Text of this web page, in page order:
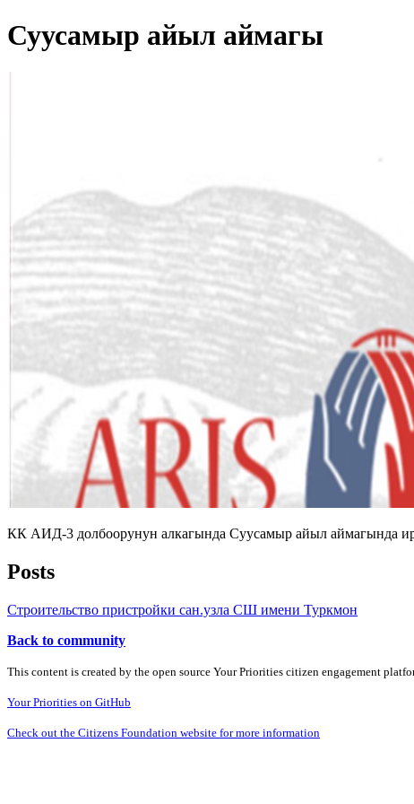
Суусамыр айыл аймагы
КК АИД-3 долбоорунун алкагында Суусамыр айыл аймагында
Posts
Строительство пристройки сан.узла СШ имени Туркмон
Back to community
This content is created by the open source Your Priorities citizen engagement
Your Priorities on GitHub
Check out the Citizens Foundation website for more information